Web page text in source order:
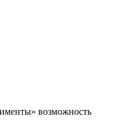
возможность